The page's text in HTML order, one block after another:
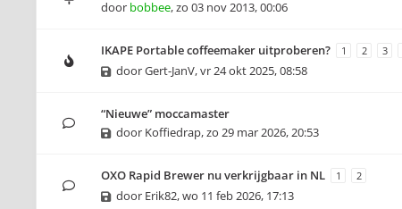
door bobbee,zo 03 nov 2013, 00:06
IKAPE Portable coffeemaker uitproberen? 1 2 3
doorGert-JanV,vr 24 okt 2025, 08:58
“Nieuwe” moccamaster
door Koffiedrap,zo 29 mar 2026, 20:53
OXO Rapid Brewer nu verkrijgbaar in NL 1 2
door Erik82,wo 11 feb 2026, 17:13